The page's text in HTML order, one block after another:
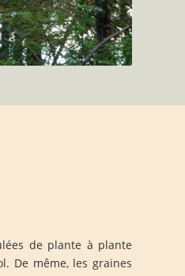
de plante à plante
De même, les graines